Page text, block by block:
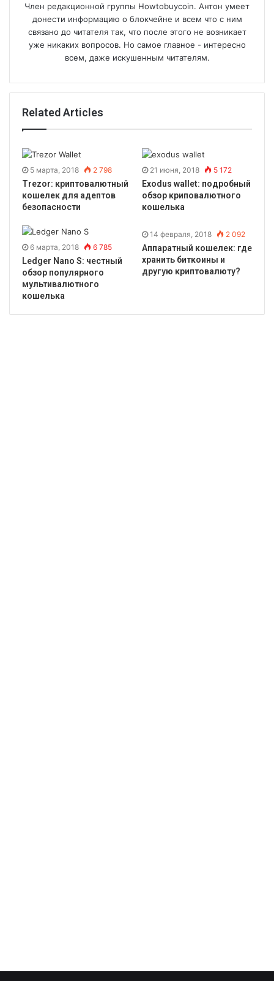
Член редакционной группы Howtobuycoin. Антон умеет
донести информацию о блокчейне и всем что с ним
связано до читателя так, что после этого не возникает
уже никаких вопросов. Но самое главное - интересно
всем, даже искушенным читателям.
Related Articles
5 марта, 2018 2 798
Trezor: криптовалютный
кошелек для адептов
безопасности
21 июня, 2018 5 172
Exodus wallet: подробный
обзор криповалютного
кошелька
6 марта, 2018 6 785
Ledger Nano S: честный
обзор популярного
мультивалютного
кошелька
14 февраля, 2018 2 092
Аппаратный кошелек: где
хранить биткоины и
другую криптовалюту?